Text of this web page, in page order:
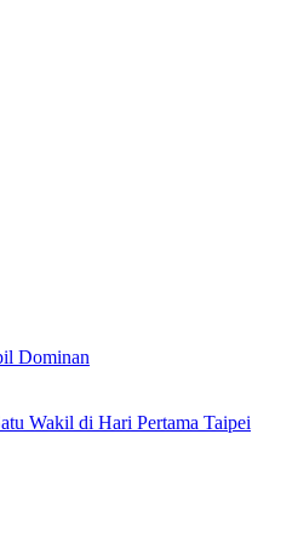
Dominan
Wakil di Hari Pertama Taipei